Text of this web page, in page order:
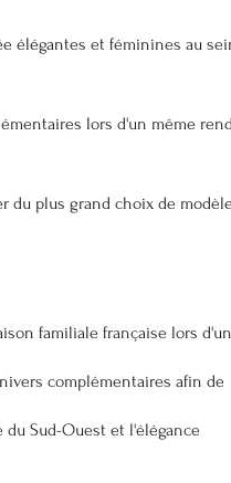
élégantes et féminines au
lors d'un même
du plus grand choix de
familiale française lors d'un
complémentaires afin de
Sud-Ouest et l'élégance